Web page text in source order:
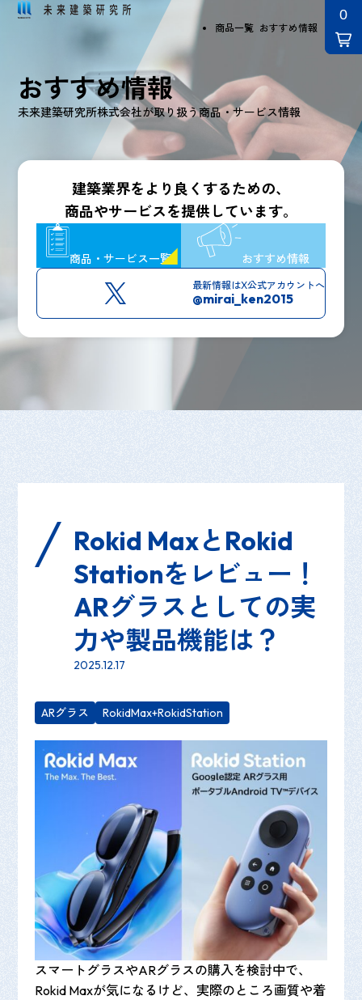
商品一覧 おすすめ情報
おすすめ情報
未来建築研究所株式会社が取り扱う商品・サービス情報
建築業界をより良くするための、
商品やサービスを提供しています。
商品・サービス一覧 おすすめ情報
最新情報はX公式アカウントへ
@mirai_ken2015
Rokid MaxとRokid
Stationをレビュー！
ARグラスとしての実
力や製品機能は？
2025.12.17
ARグラス RokidMax+RokidStation
スマートグラスやARグラスの購入を検討中で、
Rokid Maxが気になるけど、実際のところ画質や着